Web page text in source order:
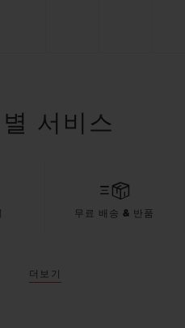
서비스
무료 배송 & 반품
더보기